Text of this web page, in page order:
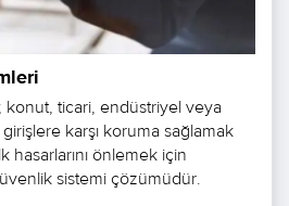
konut, ticari, endüstriyel veya
karşı koruma sağlamak
hasarlarını önlemek için
sistemi çözümüdür.